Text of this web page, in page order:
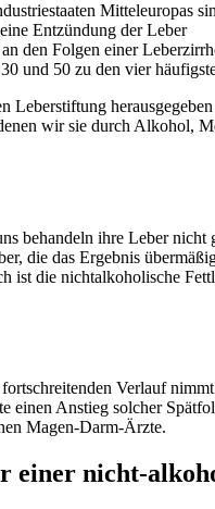
Mitteleuropas
Entzündung der Leber
den Folgen einer
und 50 zu den vier
Leberstiftung
wir sie durch Alkohol,
behandeln ihre Leber
die das Ergebnis
ist die nichtalkoholische
Verlauf
Anstieg solcher
Magen-Darm-Ärzte.
einer nicht-